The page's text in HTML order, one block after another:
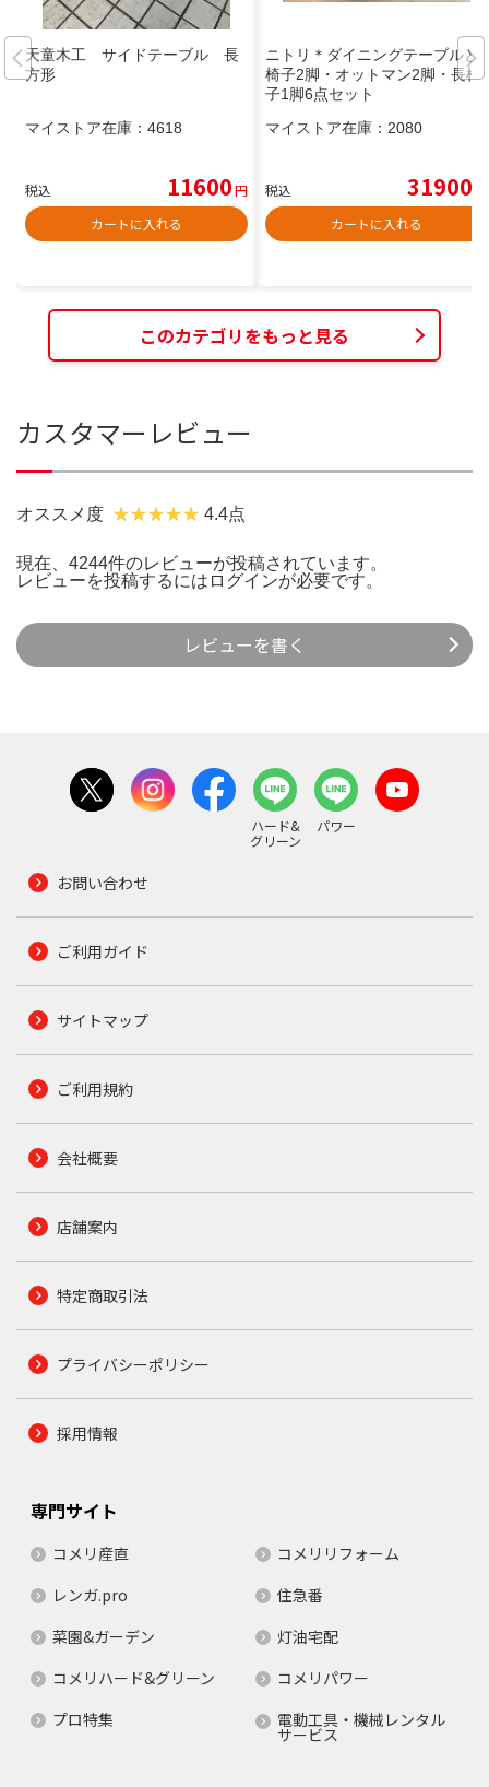
天童木工 サイドテーブル 長
方形
マイストア在庫： 4618
税込 11600円
カートに入れる
ニトリ＊ダイニングテーブルと
椅子2脚・オットマン2脚・長椅
子1脚6点セット
マイストア在庫： 2080
税込 31900
カートに入れる
このカテゴリをもっと見る
カスタマーレビュー
オススメ度 4.4点
現在、4244件のレビューが投稿されています。
レビューを投稿するには ログインが必要です。
レビューを書く
ハード&
グリーン
パワー
お問い合わせ
ご利用ガイド
サイトマップ
ご利用規約
会社概要
店舗案内
特定商取引法
プライバシーポリシー
採用情報
専門サイト
コメリ産直
コメリリフォーム
レンガ.pro
住急番
菜園&ガーデン
灯油宅配
コメリハード&グリーン
コメリパワー
プロ特集
電動工具・機械レンタル
サービス